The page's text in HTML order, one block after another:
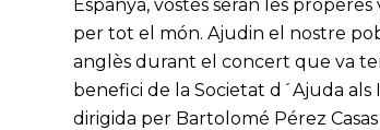
Espanya, vostès seran les
per tot el món. Ajudin el nostre
anglès durant el concert que va
benefici de la Societat d´Ajuda
dirigida per Bartolomé Pérez